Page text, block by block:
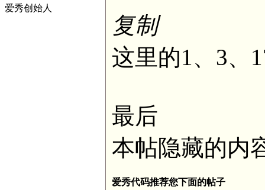
爱秀创始人
复制
这里的1、3、
最后
本帖隐藏的内
爱秀代码推荐您下面的帖子